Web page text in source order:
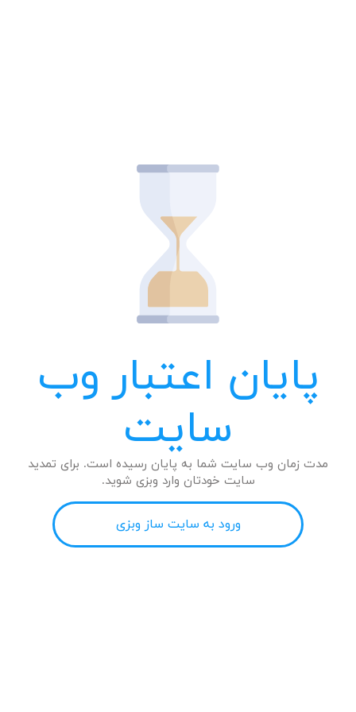
پایان اعتبار وب
سایت
مدت زمان وب سایت شما به پایان رسیده است. برای تمدید
سایت خودتان وارد وبزی شوید.
ورود به سایت ساز وبزی